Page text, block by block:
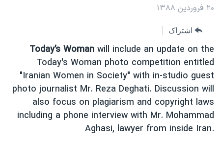
محتوای
جهش
به
صفحه
اصلی
جهش
به
جستجو
موضوع ها
ایران
جهان
ورزشی
گزیده‌ها
ویژه برنامه‌ها
ویدیوها
برنامه های تلویزیونی
جدول برنامه ها
صفحه‌های ویژه
جام جهانی ۲۰۲۶
عملیات خشم حماسی
۲۵۰سالگی آمریکا
بایگانی برنامه‌های تلویزیونی
فرکانس‌های صدای آمریکا
پخش رادیویی
یادگیری زبان انگلیسی
۲۰ فروردین ۱۳۸۸
اشتراک
Today’s Woman will include an update on the
Today's Woman photo competition entitled
"Iranian Women in Society" with in-studio guest
photo journalist Mr. Reza Deghati. Discussion will
also focus on plagiarism and copyright laws
including a phone interview with Mr. Mohammad
Aghasi, lawyer from inside Iran.